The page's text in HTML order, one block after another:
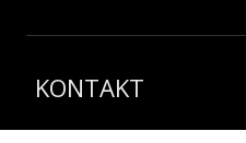
KONTAKT